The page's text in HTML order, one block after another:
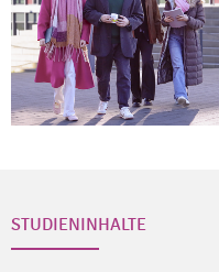
STUDIENINHALTE